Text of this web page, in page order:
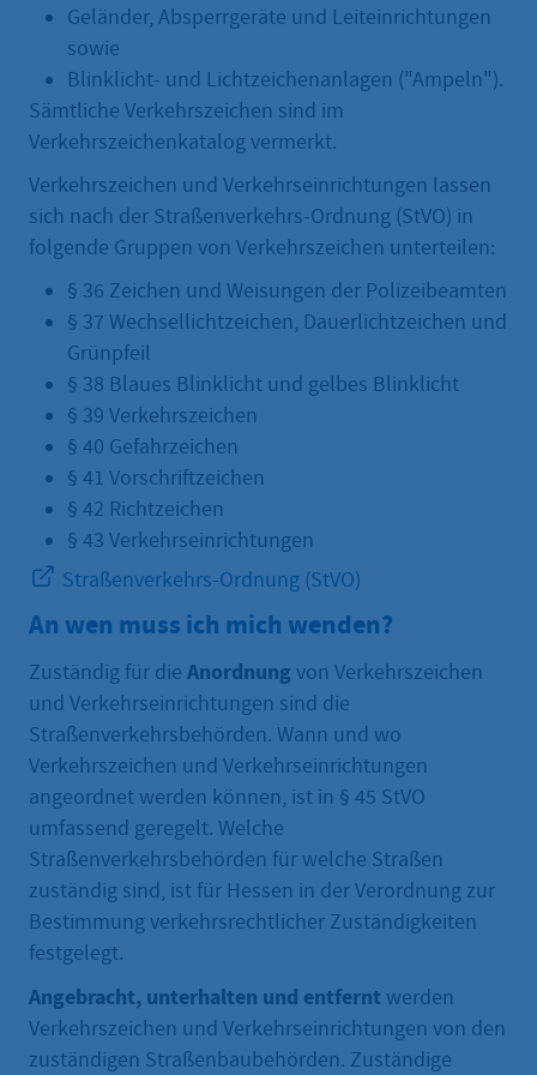
Geländer, Absperrgeräte und Leiteinrichtungen
sowie
Blinklicht- und Lichtzeichenanlagen ("Ampeln").
Sämtliche Verkehrszeichen sind im
Verkehrszeichenkatalog vermerkt.
Verkehrszeichen und Verkehrseinrichtungen lassen
sich nach der Straßenverkehrs-Ordnung (StVO) in
folgende Gruppen von Verkehrszeichen unterteilen:
§ 36 Zeichen und Weisungen der Polizeibeamten
§ 37 Wechsellichtzeichen, Dauerlichtzeichen und
Grünpfeil
§ 38 Blaues Blinklicht und gelbes Blinklicht
§ 39 Verkehrszeichen
§ 40 Gefahrzeichen
§ 41 Vorschriftzeichen
§ 42 Richtzeichen
§ 43 Verkehrseinrichtungen
Straßenverkehrs-Ordnung (StVO)
An wen muss ich mich wenden?
Zuständig für die Anordnung von Verkehrszeichen
und Verkehrseinrichtungen sind die
Straßenverkehrsbehörden. Wann und wo
Verkehrszeichen und Verkehrseinrichtungen
angeordnet werden können, ist in § 45 StVO
umfassend geregelt. Welche
Straßenverkehrsbehörden für welche Straßen
zuständig sind, ist für Hessen in der Verordnung zur
Bestimmung verkehrsrechtlicher Zuständigkeiten
festgelegt.
Angebracht, unterhalten und entfernt werden
Verkehrszeichen und Verkehrseinrichtungen von den
zuständigen Straßenbaubehörden. Zuständige